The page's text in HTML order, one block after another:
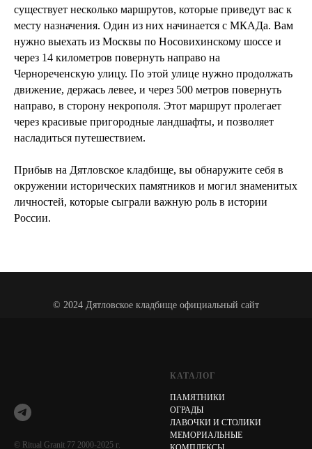
существует несколько маршрутов, которые приведут вас к
месту назначения. Один из них начинается с МКАДа. Вам
нужно выехать из Москвы по Носовихинскому шоссе и
через 14 километров повернуть направо на
Чернореченскую улицу. По этой улице нужно продолжать
движение, держась левее, и через 500 метров повернуть
направо, в сторону некрополя. Этот маршрут пролегает
через красивые пригородные ландшафты, и позволяет
насладиться путешествием.
Прибыв на Дятловское кладбище, вы обнаружите себя в
окружении исторических памятников и могил знаменитых
личностей, которые сыграли важную роль в истории
России.
© 2024 Дятловское кладбище официальный сайт
© Ritual Granit 77 2000-2025 г.
КАТАЛОГ
ПАМЯТНИКИ
ОГРАДЫ
ЛАВОЧКИ И СТОЛИКИ
МЕМОРИАЛЬНЫЕ